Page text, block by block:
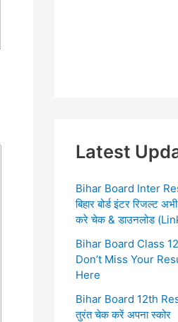
Latest
Bihar Board Inter
बिहार बोर्ड इंटर रिजल्ट
करे चेक & डाउनलोड
Bihar Board Class
Don’t Miss Your
Here
Bihar Board 12th
तुरंत चेक करें अपना स्कोर